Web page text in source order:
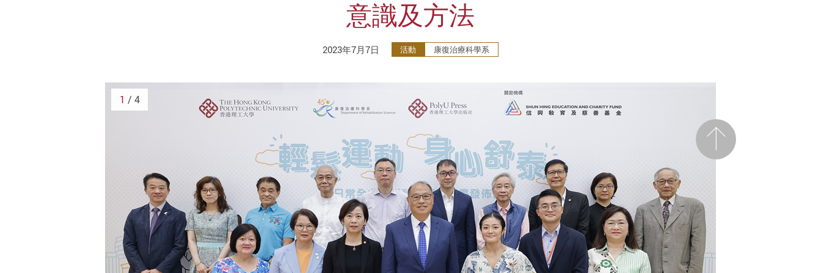
意識及方法
2023年7月7日 活動 康復治療科學系
前一頁
1 / 4